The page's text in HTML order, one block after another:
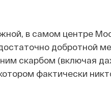
в самом центре
добротной
скарбом (включая
фактически